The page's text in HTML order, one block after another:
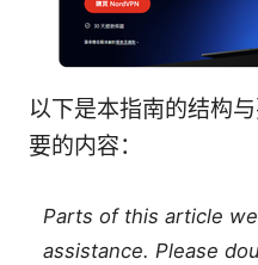
以下是本指南的结构
要的内容：
Parts of this article
assistance. Please